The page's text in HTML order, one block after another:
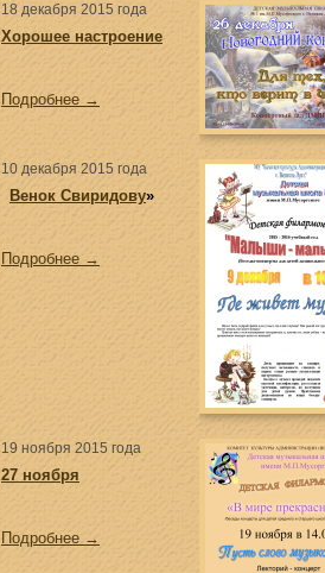
18 декабря 2015 года
Хорошее настроение
Подробнее →
10 декабря 2015 года
Венок Свиридову»
Подробнее →
19 ноября 2015 года
27 ноября
Подробнее →